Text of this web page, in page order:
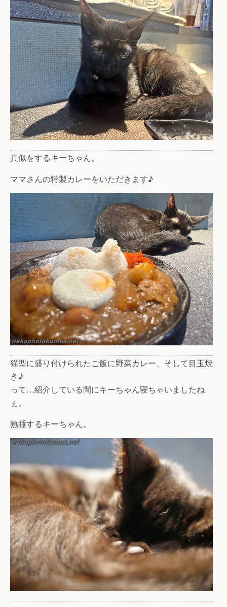
真似をするキーちゃん。
ママさんの特製カレーをいただきます♪
猫型に盛り付けられたご飯に野菜カレー、そして目玉焼
き♪
って…紹介している間にキーちゃん寝ちゃいましたね
ぇ。
熟睡するキーちゃん。